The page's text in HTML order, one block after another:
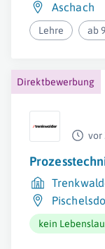
Aschach
Lehre ab
Direktbewerbung
vor
kein